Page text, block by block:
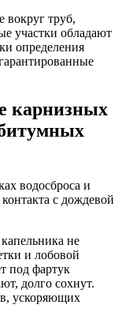
вокруг труб,
участки обладают
определения
карнизных
водосброса и
с дождевой
не
и лобовой
под фартук
долго сохнут.
ускоряющих